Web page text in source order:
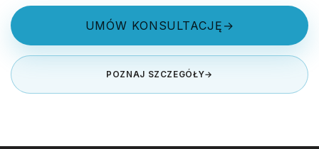
UMÓW KONSULTACJĘ →
POZNAJ SZCZEGÓŁY→